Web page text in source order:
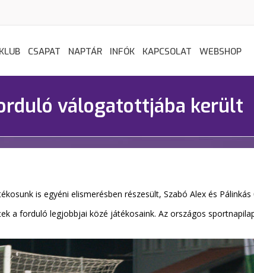
KLUB CSAPAT NAPTÁR INFÓK KAPCSOLAT WEBSHOP
válogatottjába került
is egyéni elismerésben részesült, Szabó Alex és
a forduló legjobbjai közé játékosaink. Az országos